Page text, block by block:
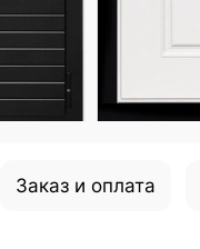
Заказ и оплата